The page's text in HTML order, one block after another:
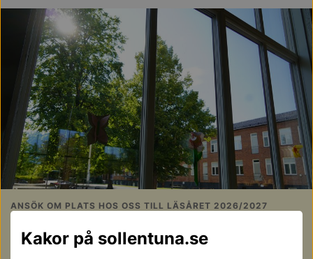
Kakor på sollentuna.se
ANSÖK OM PLATS HOS OSS TILL LÄSÅRET 2026/2027
Välkommen till Sollentuna
musikklasser